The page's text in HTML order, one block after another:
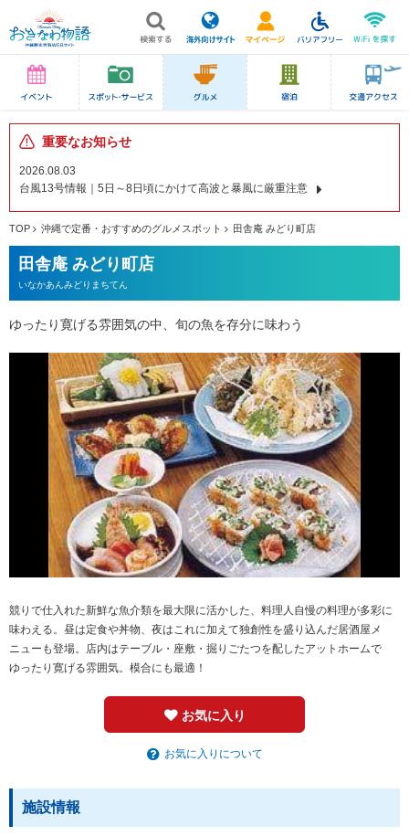
重要なお知らせ
2026.08.03
台風13号情報｜5日～8日頃にかけて高波と暴風に厳重注意
TOP 沖縄で定番・おすすめのグルメスポット 田舎庵 みどり町店
田舎庵 みどり町店
いなかあんみどりまちてん
ゆったり寛げる雰囲気の中、旬の魚を存分に味わう
競りで仕入れた新鮮な魚介類を最大限に活かした、料理人自慢の料理が多彩に
味わえる。昼は定食や丼物、夜はこれに加えて独創性を盛り込んだ居酒屋メ
ニューも登場。店内はテーブル・座敷・掘りごたつを配したアットホームで
ゆったり寛げる雰囲気。模合にも最適！
お気に入り
お気に入りについて
施設情報